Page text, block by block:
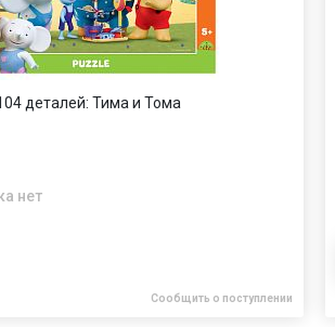
деталей: Тима и Тома
нет
Сообщить о поступлении